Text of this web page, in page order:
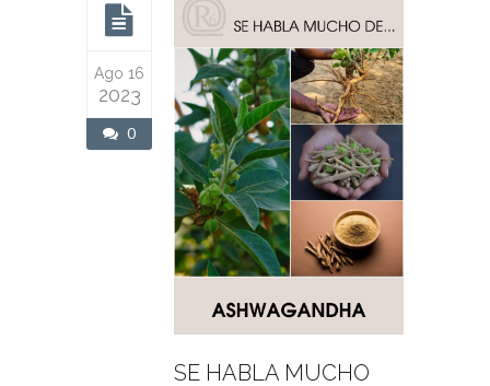
Ago 16
2023
0
SE HABLA MUCHO